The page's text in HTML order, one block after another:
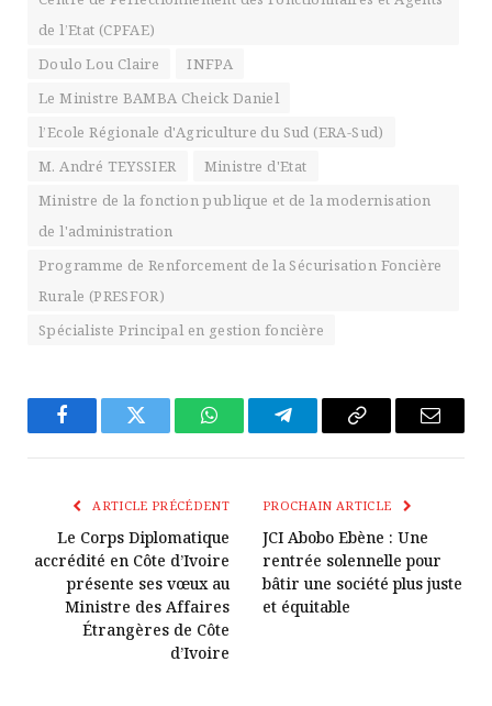
de l’Etat (CPFAE)
Doulo Lou Claire
INFPA
Le Ministre BAMBA Cheick Daniel
l’Ecole Régionale d'Agriculture du Sud (ERA-Sud)
M. André TEYSSIER
Ministre d'Etat
Ministre de la fonction publique et de la modernisation
de l'administration
Programme de Renforcement de la Sécurisation Foncière
Rurale (PRESFOR)
Spécialiste Principal en gestion foncière
FacebookTwitter WhatsAppTélégrammeCopier
Lien
E-
ARTICLE PRÉCÉDENT
Le Corps Diplomatique
accrédité en Côte d’Ivoire
présente ses vœux au
Ministre des Affaires
Étrangères de Côte
d’Ivoire
PROCHAIN ARTICLE
JCI Abobo Ebène : Une
rentrée solennelle pour
bâtir une société plus juste
et équitable